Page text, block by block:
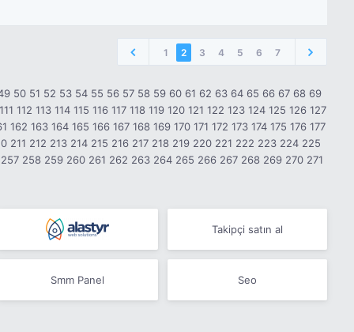
1 2 3 4 5 6 7
50 51 52 53 54 55 56 57 58 59 60 61 62 63 64 65 66 67 68 69
111 112 113 114 115 116 117 118 119 120 121 122 123 124 125 126 127
162 163 164 165 166 167 168 169 170 171 172 173 174 175 176 177
211 212 213 214 215 216 217 218 219 220 221 222 223 224 225
257 258 259 260 261 262 263 264 265 266 267 268 269 270 271
Takipçi satın al
Smm Panel Seo